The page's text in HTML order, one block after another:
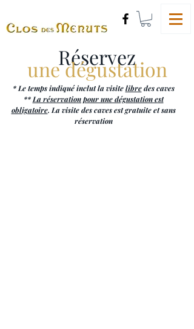
Réservez
une dégustation
* Le temps indiqué inclut la visitelibredes caves
**La réservation pour une dégustation est
obligatoire. La visite des caves est gratuite et sans
réservation